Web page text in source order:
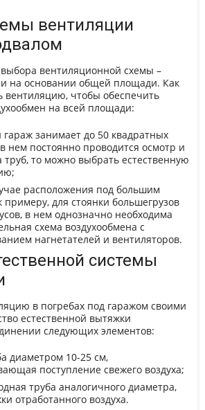
вентиляции
вентиляционной схемы –
на основании общей площади. Как
вентиляцию, чтобы обеспечить
на всей площади:
гараж занимает до 50 квадратных
нем постоянно проводится осмотр и
труб, то можно выбрать естественную
расположения под большим
примеру, для стоянки большегрузов
в нем однозначно необходима
схема воздухообмена с
нагнетателей и вентиляторов.
системы
в погребах под гаражом своими
естественной вытяжки
следующих элементов:
диаметром 10-25 см,
поступление свежего воздуха;
труба аналогичного диаметра,
отработанного воздуха.